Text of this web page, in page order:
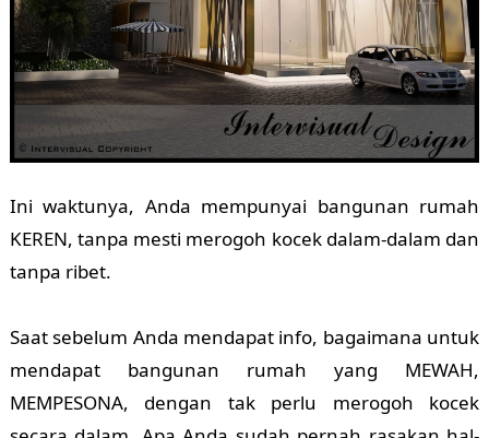
Ini waktunya, Anda mempunyai bangunan rumah
KEREN, tanpa mesti merogoh kocek dalam-dalam dan
tanpa ribet.
Saat sebelum Anda mendapat info, bagaimana untuk
mendapat bangunan rumah yang MEWAH,
MEMPESONA, dengan tak perlu merogoh kocek